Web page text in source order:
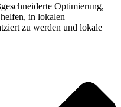
Optimierung,
in lokalen
zu werden und lokale